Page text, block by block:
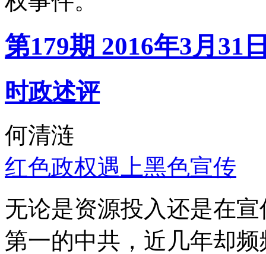
第179期 2016年3月31
时政述评
何清涟
红色政权遇上黑色宣传
无论是资源投入还是在
第一的中共，近几年却